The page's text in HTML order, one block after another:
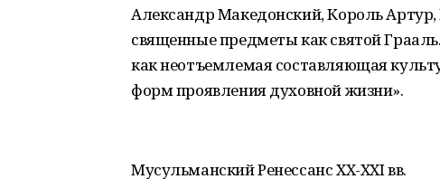
Александр Македонский, Король
священные предметы как святой
как неотъемлемая составляющая
форм проявления духовной жизни».
Мусульманский Ренессанс XX-XXI вв.